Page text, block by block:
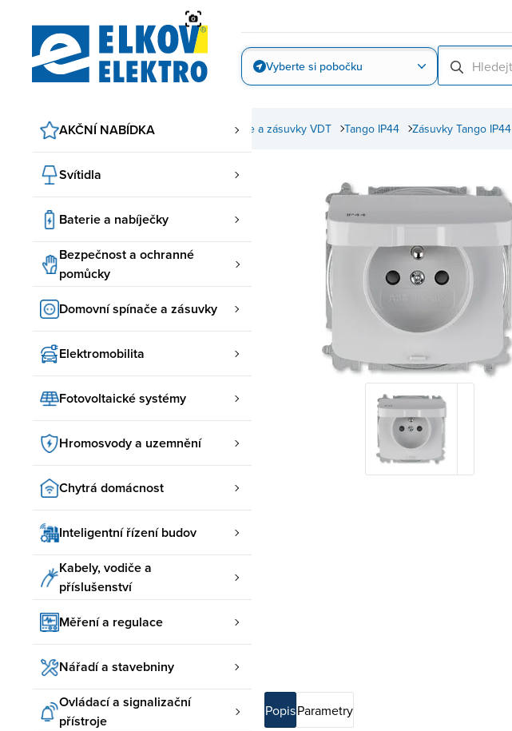
Vyberte si pobočku
AKČNÍ NABÍDKA
Svítidla
Baterie a nabíječky
Bezpečnost a ochranné
pomůcky
Domovní spínače a zásuvky
Elektromobilita
Fotovoltaické systémy
Hromosvody a uzemnění
Chytrá domácnost
Inteligentní řízení budov
Kabely, vodiče a
příslušenství
Měření a regulace
Nářadí a stavebniny
Ovládací a signalizační
přístroje
Zásuvky Tango IP44
Tango IP44
Spínače a zásuvky VDT
ABB spínače a zásuvky
a zásuvky
PopisParametry